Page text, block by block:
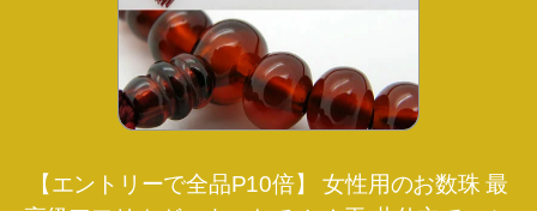
【エントリーで全品P10倍】 女性用のお数珠 最